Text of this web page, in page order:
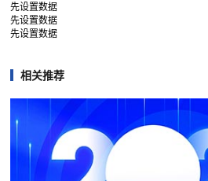
先设置数据
先设置数据
先设置数据
相关推荐